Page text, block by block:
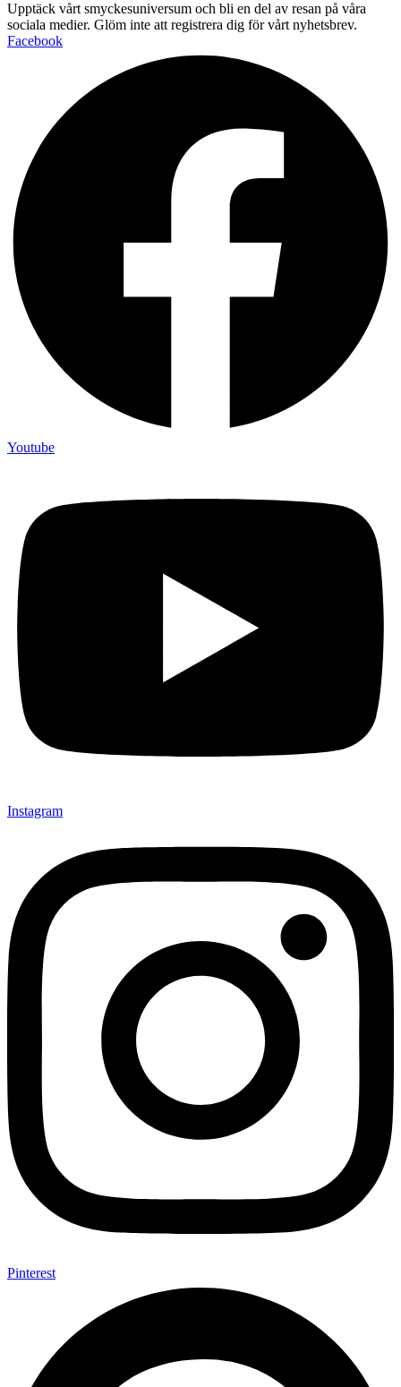
Upptäck vårt smyckesuniversum och bli en del av resan på våra
sociala medier. Glöm inte att registrera dig för vårt nyhetsbrev.
Facebook
Youtube
Instagram
Pinterest